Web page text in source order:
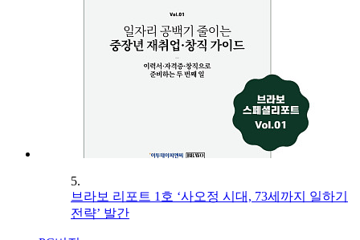
5.
브라보 리포트 1호 ‘사오정 시대, 73세까지 일하기
전략’ 발간